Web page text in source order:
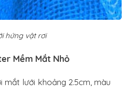
hứng vật rơi
Mềm Mắt Nhỏ
mắt lưới khoảng 2.5cm, màu